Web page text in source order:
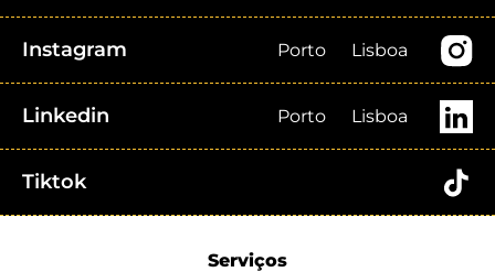
Instagram Porto Lisboa
Linkedin Porto Lisboa
Tiktok
Serviços